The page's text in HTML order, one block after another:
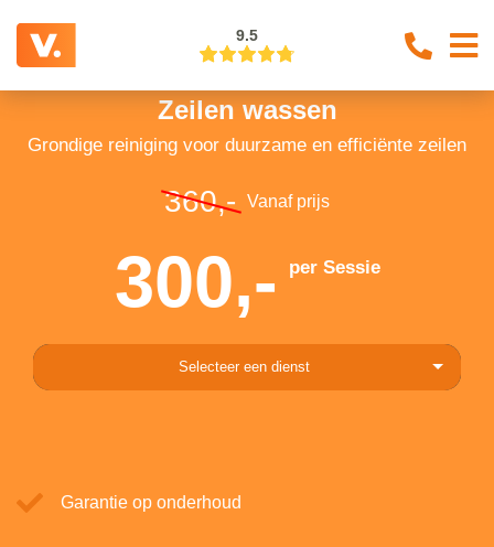
9.5
Zeilen wassen
Grondige reiniging voor duurzame en efficiënte zeilen
360,- Vanaf prijs
300,- per Sessie
Selecteer een dienst
Garantie op onderhoud